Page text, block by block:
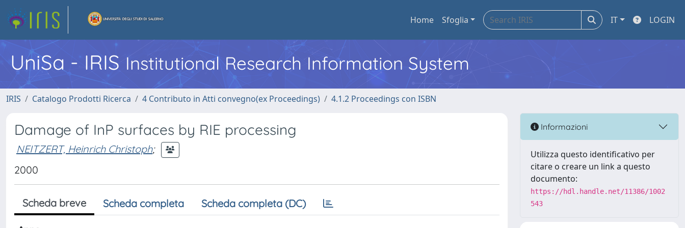
Home Sfoglia IT LOGIN
UniSa - IRIS Institutional Research Information System
IRIS Catalogo Prodotti Ricerca 4 Contributo in Atti convegno(ex Proceedings) 4.1.2 Proceedings con ISBN
Damage of InP surfaces by RIE processing
NEITZERT, Heinrich Christoph;
2000
Scheda breve Scheda completa Scheda completa (DC)
Informazioni
Utilizza questo identificativo per
citare o creare un link a questo
documento:
https://hdl.handle.net/11386/1002
543